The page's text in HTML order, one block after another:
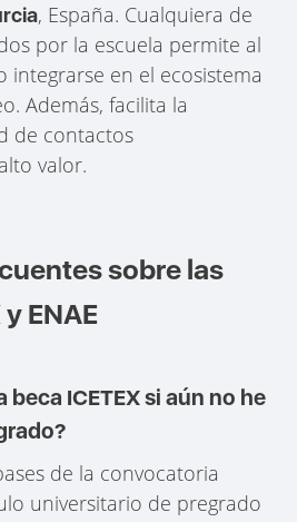
, España. Cualquiera de
por la escuela permite al
en el ecosistema
Además, facilita la
de contactos
valor.
sobre las
ENAE
ICETEX si aún no he
de la convocatoria
universitario de pregrado